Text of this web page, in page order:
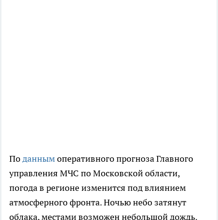
Поданнымоперативного прогноза Главного
управления МЧС по Московской области,
погода в регионе изменится под влиянием
атмосферного фронта. Ночью небо затянут
облака, местами возможен небольшой дождь.